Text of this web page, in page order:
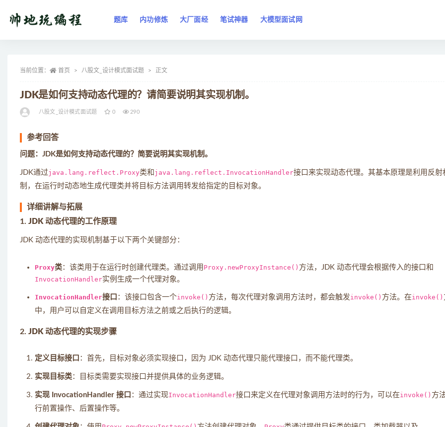
题库 内功修炼 大厂面经 笔试神器 大模型面试网
当前位置： 首页 八股文_设计模式面试题 正文
JDK是如何支持动态代理的？请简要说明其实现机制。
八股文_设计模式面试题 0 290
参考回答
问题：JDK是如何支持动态代理的？简要说明其实现机制。
JDK通过java.lang.reflect.Proxy类和 java.lang.reflect.InvocationHandler接口来实现动态代理。其基本原理是利用反射
制，在运行时动态地生成代理类并将目标方法调用转发给指定的目标对象。
详细讲解与拓展
1. JDK 动态代理的工作原理
JDK 动态代理的实现机制基于以下两个关键部分：
Proxy类：该类用于在运行时创建代理类。通过调用 Proxy.newProxyInstance() 方法，JDK 动态代理会根据传入的接口和
InvocationHandler实例生成一个代理对象。
InvocationHandler接口 ：该接口包含一个invoke() 方法，每次代理对象调用方法时，都会触发invoke() 方法。在invoke()
中，用户可以自定义在调用目标方法之前或之后执行的逻辑。
2. JDK 动态代理的实现步骤
定义目标接口 ：首先，目标对象必须实现接口，因为 JDK 动态代理只能代理接口，而不能代理类。
实现目标类：目标类需要实现接口并提供具体的业务逻辑。
实现 InvocationHandler 接口 ：通过实现InvocationHandler接口来定义在代理对象调用方法时的行为，可以在invoke() 方
行前置操作、后置操作等。